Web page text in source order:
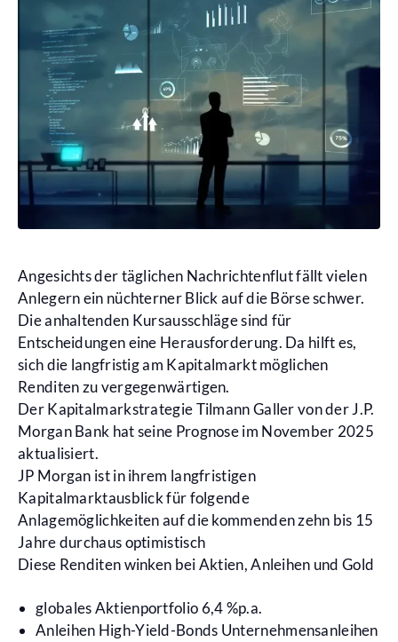
Angesichts der täglichen Nachrichtenflut fällt vielen
Anlegern ein nüchterner Blick auf die Börse schwer.
Die anhaltenden Kursausschläge sind für
Entscheidungen eine Herausforderung. Da hilft es,
sich die langfristig am Kapitalmarkt möglichen
Renditen zu vergegenwärtigen.
Der Kapitalmarkstrategie Tilmann Galler von derJ.P.
Morgan Bank hat seine Prognose im November 2025
aktualisiert.
JP Morgan ist in ihrem langfristigen
Kapitalmarktausblick für folgende
Anlagemöglichkeiten auf die kommenden zehn bis 15
Jahre durchaus optimistisch
Diese Renditen winken bei Aktien, Anleihen und Gold
globales Aktienportfolio 6,4 %p.a.
Anleihen High-Yield-Bonds Unternehmensanleihen